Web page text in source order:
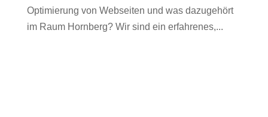
Optimierung von Webseiten und was dazugehört
im Raum Hornberg? Wir sind ein erfahrenes,...